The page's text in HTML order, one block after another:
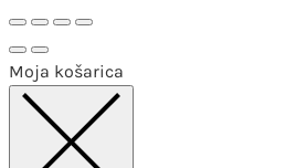
Moja košarica